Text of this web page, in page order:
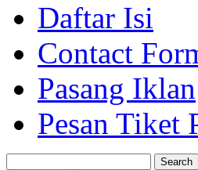
Daftar Isi
Contact
Pasang Iklan
Pesan Tiket